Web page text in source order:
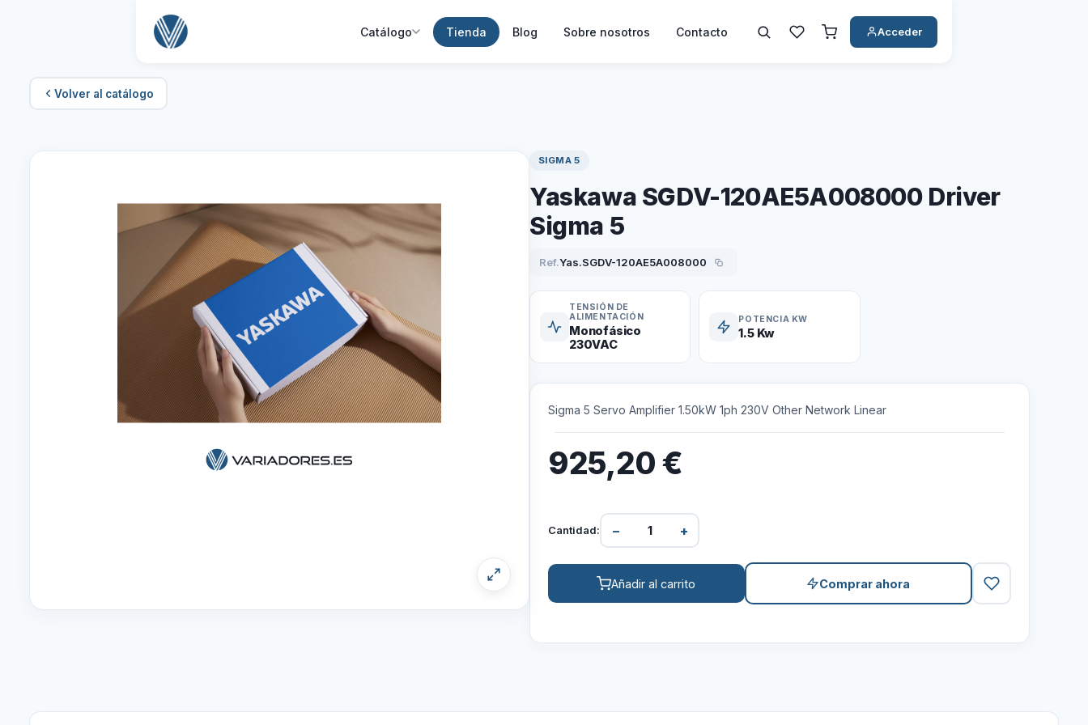
Catálogo Tienda Blog Sobre nosotros Contacto Acceder
Volver al catálogo
SIGMA 5
Yaskawa SGDV-120AE5A008000 Driver
Sigma 5
Ref.Yas.SGDV-120AE5A008000
TENSIÓN DE
ALIMENTACIÓN
Monofásico
230VAC
POTENCIA KW
1.5 Kw
Sigma 5 Servo Amplifier 1.50kW 1ph 230V Other Network Linear
925,20€
Cantidad: − +
Añadir al carrito Comprar ahora